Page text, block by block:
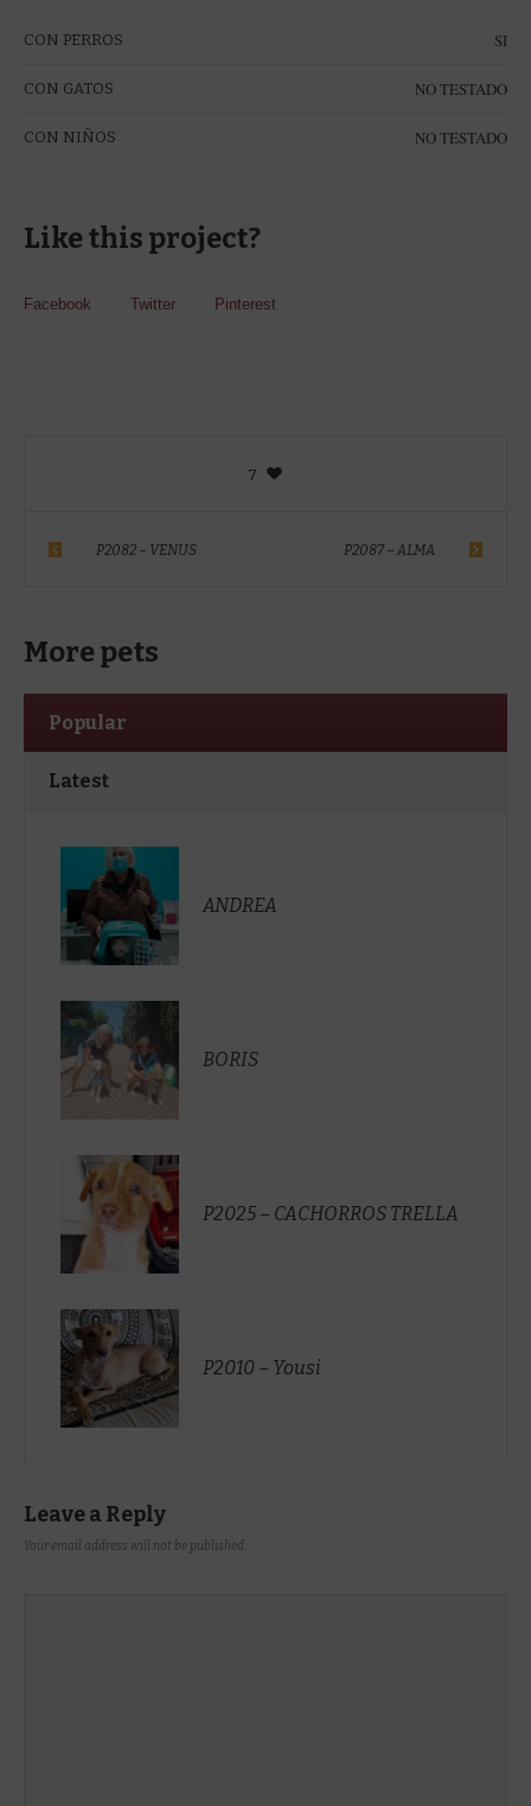
CON PERROS SI
CON GATOS NO TESTADO
CON NIÑOS NO TESTADO
Like this project?
Facebook Twitter Pinterest
7
P2082 – VENUS P2087 – ALMA
More pets
Popular
Latest
ANDREA
BORIS
P2025 – CACHORROS TRELLA
P2010 – Yousi
Leave a Reply
Your email address will not be published.